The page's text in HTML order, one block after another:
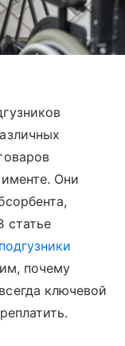
Они
статье
подгузники
почему
ключевой